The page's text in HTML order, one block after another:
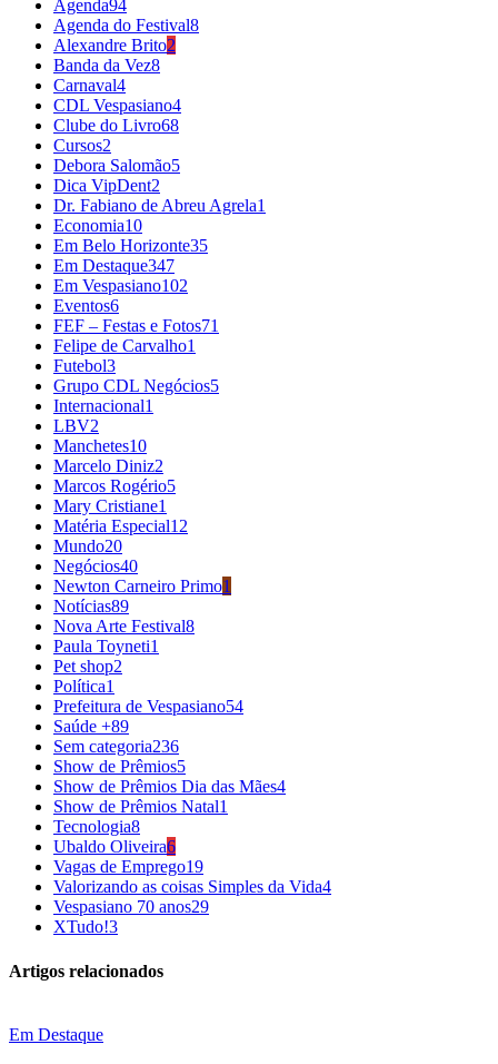
Agenda94
Agenda do Festival8
Alexandre Brito2
Banda da Vez8
Carnaval4
CDL Vespasiano4
Clube do Livro68
Cursos2
Debora Salomão5
Dica VipDent2
Dr. Fabiano de Abreu Agrela1
Economia10
Em Belo Horizonte35
Em Destaque347
Em Vespasiano102
Eventos6
FEF – Festas e Fotos71
Felipe de Carvalho1
Futebol3
Grupo CDL Negócios5
Internacional1
LBV2
Manchetes10
Marcelo Diniz2
Marcos Rogério5
Mary Cristiane1
Matéria Especial12
Mundo20
Negócios40
Newton Carneiro Primo1
Notícias89
Nova Arte Festival8
Paula Toyneti1
Pet shop2
Política1
Prefeitura de Vespasiano54
Saúde +89
Sem categoria236
Show de Prêmios5
Show de Prêmios Dia das Mães4
Show de Prêmios Natal1
Tecnologia8
Ubaldo Oliveira6
Vagas de Emprego19
Valorizando as coisas Simples da Vida4
Vespasiano 70 anos29
XTudo!3
Artigos relacionados
Em Destaque